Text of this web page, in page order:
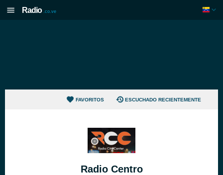
Radio .co.ve
FAVORITOS ESCUCHADO RECIENTEMENTE
Radio Centro